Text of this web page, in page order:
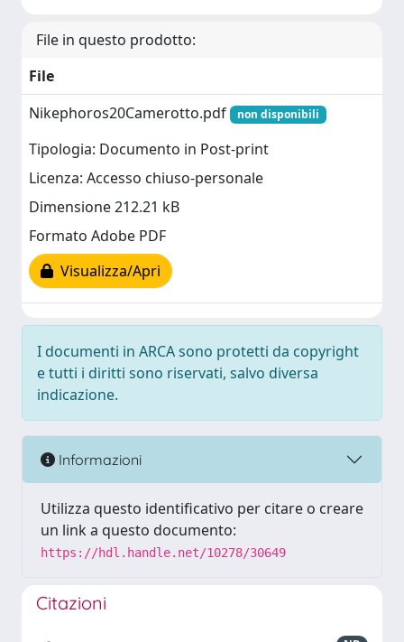
File in questo prodotto:
File
Nikephoros20Camerotto.pdf
non disponibili
Tipologia: Documento in Post-print
Licenza: Accesso chiuso-personale
Dimensione 212.21 kB
Formato Adobe PDF
Visualizza/Apri
I documenti in ARCA sono protetti da copyright
e tutti i diritti sono riservati, salvo diversa
indicazione.
Informazioni
Utilizza questo identificativo per citare o creare
un link a questo documento:
https://hdl.handle.net/10278/30649
Citazioni